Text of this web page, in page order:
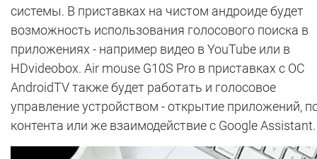
системы. В приставках на чистом андроиде будет
возможность использования голосового поиска в
приложениях - например видео в YouTube или в
HDvideobox. Air mouse G10S Pro в приставках с ОС
AndroidTV также будет работать и голосовое
управление устройством - открытие приложений,
контента или же взаимодействие с Google Assistant.